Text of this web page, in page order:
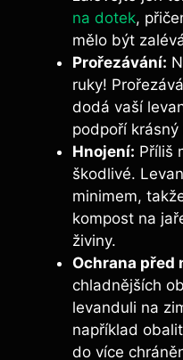
na dotek,
mělo být
Prořezávání:
ruky!
dodá vaší
podpoří
Hnojení: Příliš
škodlivé.
minimem,
kompost na
živiny.
Ochrana před
chladnějších
levanduli na
například
do více